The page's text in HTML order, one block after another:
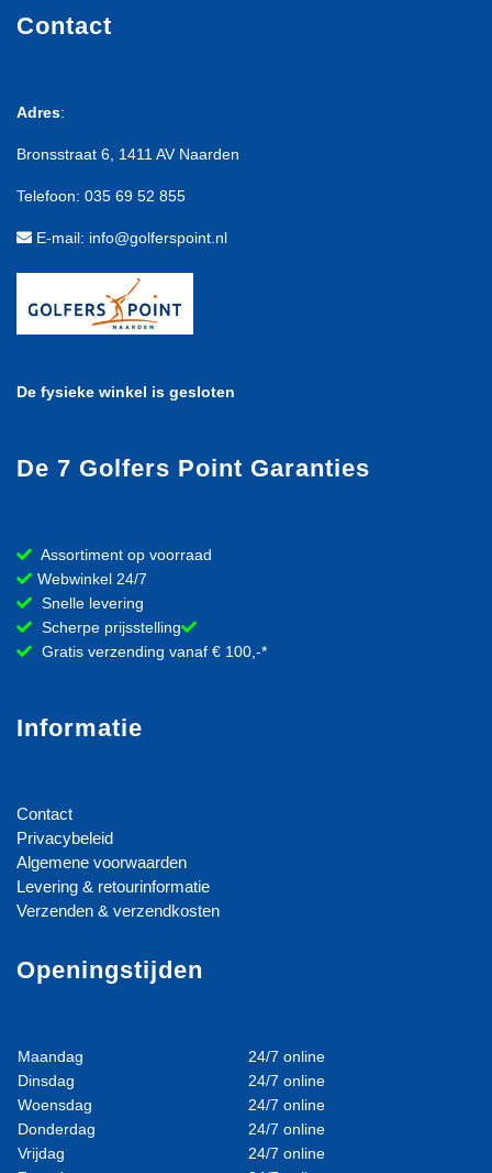
Contact
Adres:
Bronsstraat 6, 1411 AV Naarden
Telefoon: 035 69 52 855
E-mail: info@golferspoint.nl
De fysieke winkel is gesloten
De 7 Golfers Point Garanties
Assortiment op voorraad
Webwinkel 24/7
Snelle levering
Scherpe prijsstelling
Gratis verzending vanaf € 100,-*
Informatie
Contact
Privacybeleid
Algemene voorwaarden
Levering & retourinformatie
Verzenden & verzendkosten
Openingstijden
Maandag
24/7 online
Dinsdag
24/7 online
Woensdag
24/7 online
Donderdag
24/7 online
Vrijdag
24/7 online